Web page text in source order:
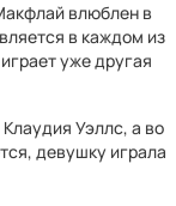
влюблен в
в каждом из
уже другая
Уэллс, а во
девушку играла